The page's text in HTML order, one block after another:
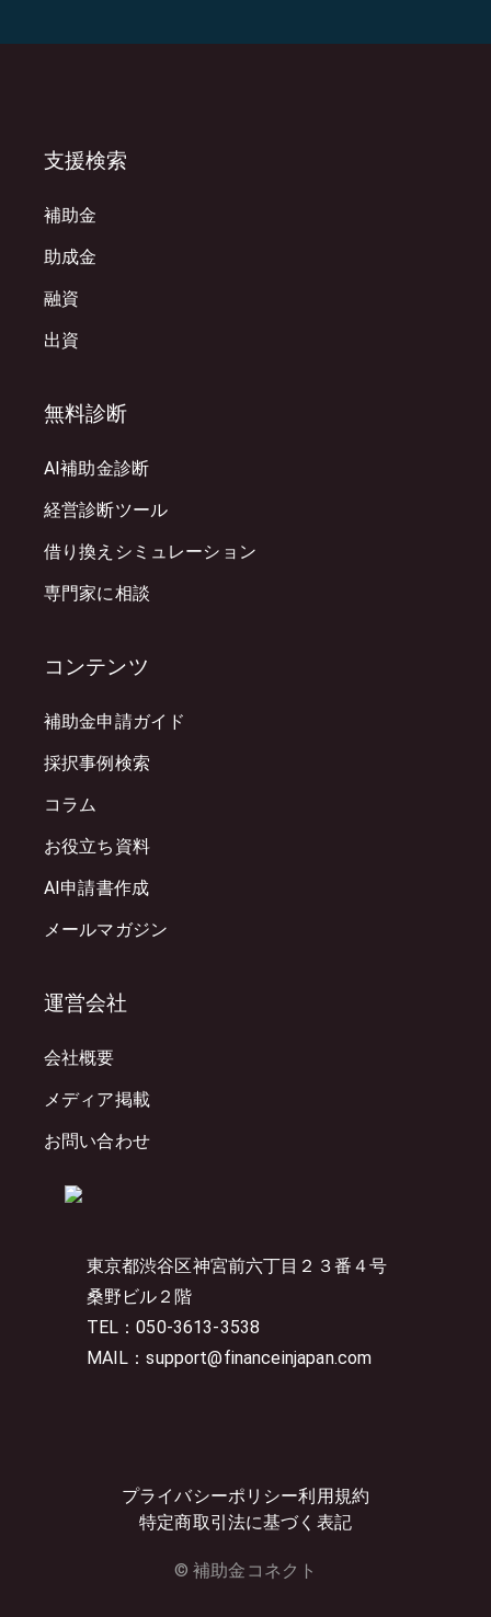
東京都渋谷区神宮前六丁目２３番４号
桑野ビル２階
TEL：050-3613-3538
MAIL：support@financeinjapan.com
プライバシーポリシー利用規約
特定商取引法に基づく表記
© 補助金コネクト
支援検索
補助金
助成金
融資
出資
無料診断
AI補助金診断
経営診断ツール
借り換えシミュレーション
専門家に相談
コンテンツ
補助金申請ガイド
採択事例検索
コラム
お役立ち資料
AI申請書作成
メールマガジン
運営会社
会社概要
メディア掲載
お問い合わせ